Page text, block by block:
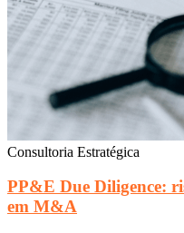
Consultoria Estratégica
PP&E Due Diligence:
em M&A